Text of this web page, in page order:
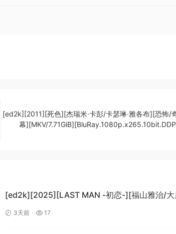
[ed2k][2011][死色][杰瑞米·卡彭/卡瑟琳·雅各布][恐怖/
幕][MKV/
[ed2k][2025][LAST MAN -初恋-][福山雅治/大
情][中文字幕][MKV/5.47GiB]
3天前 17